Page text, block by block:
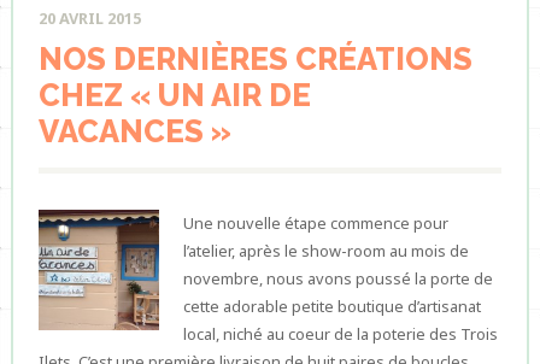
20 AVRIL 2015
NOS DERNIÈRES CRÉATIONS
CHEZ « UN AIR DE
VACANCES »
Une nouvelle étape commence pour
l’atelier, après le show-room au mois de
novembre, nous avons poussé la porte de
cette adorable petite boutique d’artisanat
local, niché au coeur de la poterie des Trois